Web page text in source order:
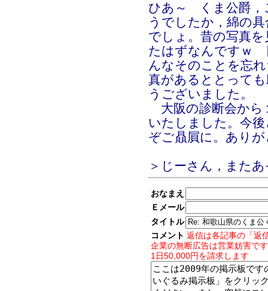
ひあ～ くま公爵，
うでしたか，綿の
でしょ。昔の写真
たはずなんですｗ
んなそのことを忘
真があるととって
うございました。
大阪の診断会から
いたしました。今
ぞご贔屓に。あり
＞じーさん，また
おなまえ
Ｅメール
タイトル
コメント 返信は各記事の「返
企業の無断広告は営業妨害で
1日50,000円を請求します